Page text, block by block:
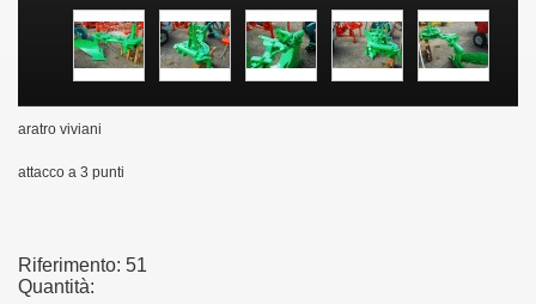
aratro viviani
attacco a 3 punti
Riferimento: 51
Quantità: